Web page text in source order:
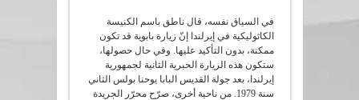
في السياق نفسه، قال ناطق باسم الكنيسة
الكاثوليكية في إيرلندا إنّ زيارة بابوية قد تكون
ممكنة، بدون التأكيد عليها. وفي حال حصولها،
ستكون هذه الزيارة الحبرية الثانية لجمهورية
إيرلندا، بعد جولة القديس البابا يوحنا بولس الثاني
سنة 1979. من ناحية أخرى، صرّح محرّر الجريدة